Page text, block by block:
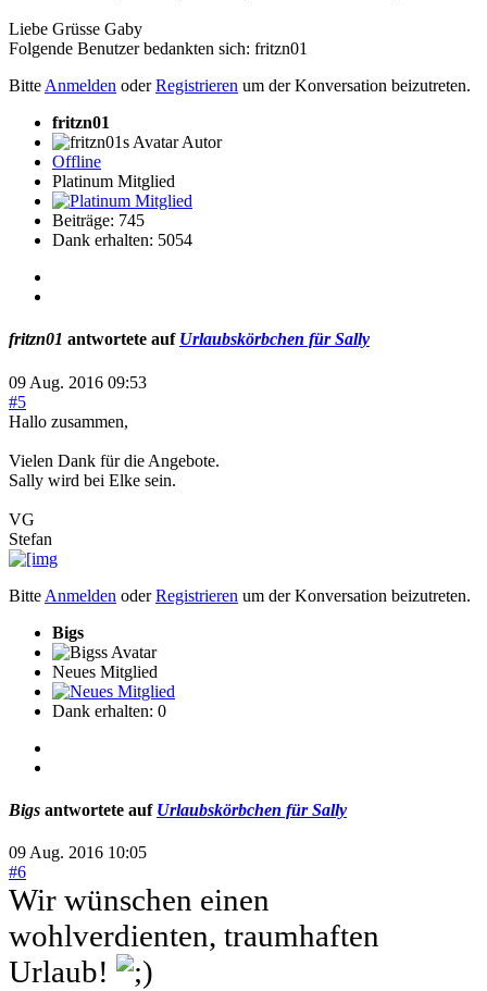
Liebe Grüsse Gaby
Folgende Benutzer bedankten sich: fritzn01
Bitte Anmelden oderRegistrieren um der Konversation beizutreten.
fritzn01
Autor
Offline
Platinum Mitglied
Beiträge: 745
Dank erhalten: 5054
fritzn01 antwortete auf Urlaubskörbchen für Sally
09 Aug. 2016 09:53
#5
Hallo zusammen,
Vielen Dank für die Angebote.
Sally wird bei Elke sein.
VG
Stefan
Bitte Anmelden oderRegistrieren um der Konversation beizutreten.
Bigs
Neues Mitglied
Dank erhalten: 0
Bigs antwortete auf Urlaubskörbchen für Sally
09 Aug. 2016 10:05
#6
Wir wünschen einen
wohlverdienten, traumhaften
Urlaub!